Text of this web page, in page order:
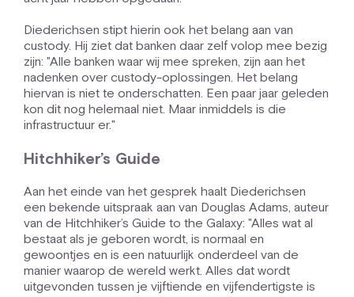
Diederichsen stipt hierin ook het belang aan van
custody. Hij ziet dat banken daar zelf volop mee bezig
zijn: "Alle banken waar wij mee spreken, zijn aan het
nadenken over custody-oplossingen. Het belang
hiervan is niet te onderschatten. Een paar jaar geleden
kon dit nog helemaal niet. Maar inmiddels is die
infrastructuur er."
Hitchhiker’s Guide
Aan het einde van het gesprek haalt Diederichsen
een bekende uitspraak aan van Douglas Adams, auteur
van de Hitchhiker’s Guide to the Galaxy: "Alles wat al
bestaat als je geboren wordt, is normaal en
gewoontjes en is een natuurlijk onderdeel van de
manier waarop de wereld werkt. Alles dat wordt
uitgevonden tussen je vijftiende en vijfendertigste is